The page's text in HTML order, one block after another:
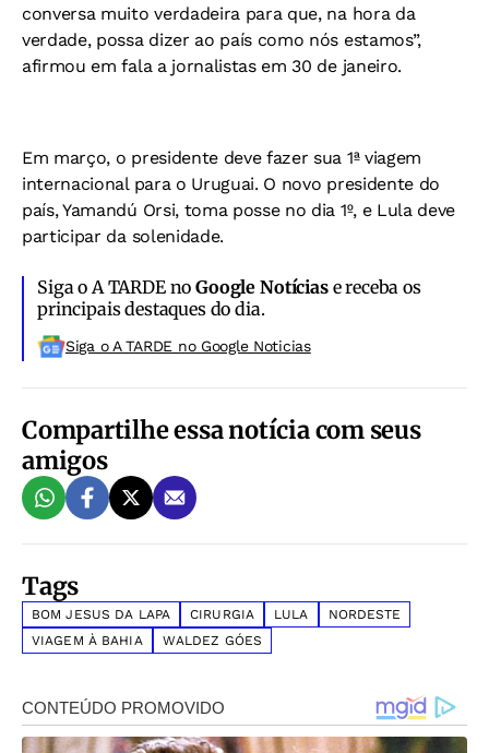
conversa muito verdadeira para que, na hora da
verdade, possa dizer ao país como nós estamos”,
afirmou em fala a jornalistas em 30 de janeiro.
Em março, o presidente deve fazer sua 1ª viagem
internacional para o Uruguai. O novo presidente do
país, Yamandú Orsi, toma posse no dia 1º, e Lula deve
participar da solenidade.
Siga o A TARDE noGoogle Notíciase receba os
principais destaques do dia.
Siga o A TARDE no Google Noticias
Compartilhe essa notícia com seus
amigos
Tags
BOM JESUS DA LAPA CIRURGIA LULA
NORDESTE
VIAGEM À BAHIA
WALDEZ GÓES